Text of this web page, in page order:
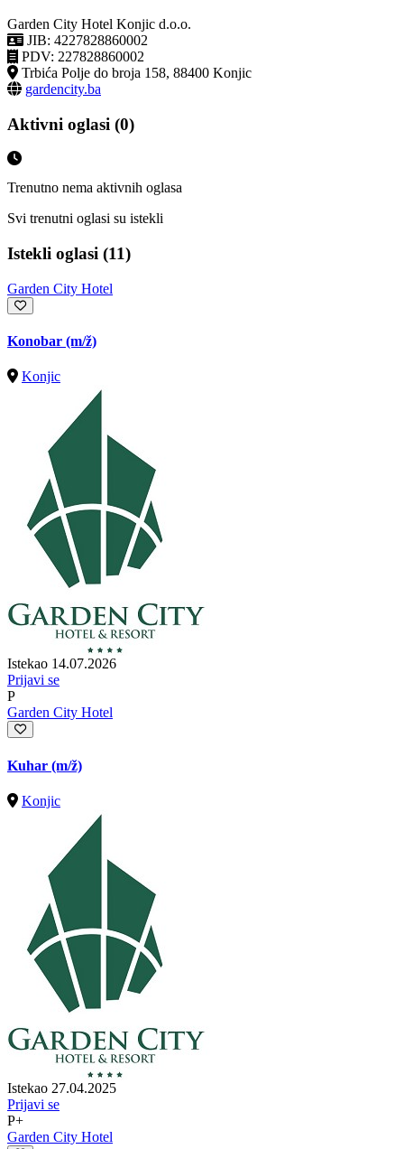
Garden City Hotel Konjic d.o.o.
JIB: 4227828860002
PDV: 227828860002
Trbića Polje do broja 158, 88400 Konjic
gardencity.ba
Aktivni oglasi (0)
Trenutno nema aktivnih oglasa
Svi trenutni oglasi su istekli
Istekli oglasi (11)
Garden City Hotel
Konobar (m/ž)
Konjic
Istekao 14.07.2026
Prijavi se
P
Garden City Hotel
Kuhar (m/ž)
Konjic
Istekao 27.04.2025
Prijavi se
P+
Garden City Hotel